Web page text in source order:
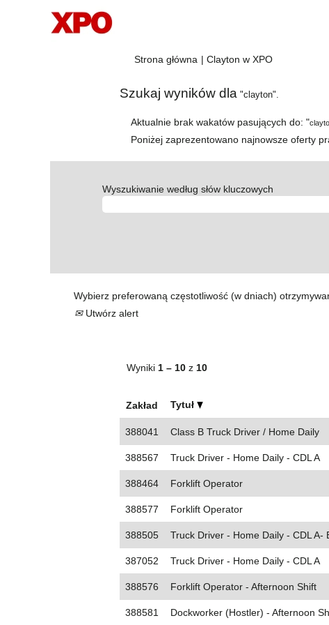
Strona główna | Clayton w XPO(bieżąca
Szukaj wyników dla "clayton".
Aktualnie brak wakatów pasujących do: "
Poniżej zaprezentowano najnowsze oferty
Wyszukiwanie według słów kluczowych
Wybierz preferowaną częstotliwość (w dniach)
Utwórz alert
Wyniki 1 – 10 z 10
Zakład Tytuł
388041 Class B Truck Driver / Home Daily
388567 Truck Driver - Home Daily - CDL A
388464 Forklift Operator
388577 Forklift Operator
388505 Truck Driver - Home Daily - CDL A-
387052 Truck Driver - Home Daily - CDL A
388576 Forklift Operator - Afternoon Shift
388581 Dockworker (Hostler) - Afternoon